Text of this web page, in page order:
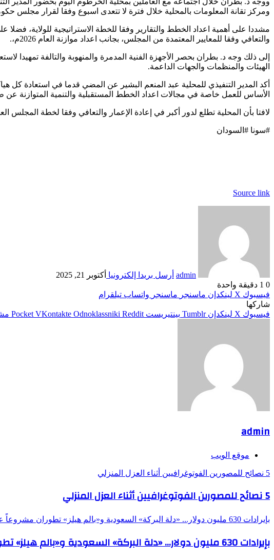
ومركز تقانة المعلومات بالمحلية خلال فترة لا تتعدى اسبوع وفقا لقرار مجلس
والتعافي وفقا للمعايير المعتمدة من المجلس، بجانب اعداد موازنة العام 2026م،.
إلى ذلك وجه د. بطران بحصر الأجهزة الفنية المدمرة والمنهوبة والتالفة تمهيدا
الهيئات والمنظمات والجهات الداعمة.
أكد المدير التنفيذي للمحلية عبد المنعم البشير عن المضي قدما في استعادة كل
الأساس للعمل خاصة في مجالات اعداد الخطط المستقبلية والتنمية المتوازنة عن
لافتا بأن المحلية تطلع لدور أكبر في إعادة الإعمار والتعافي وفقا لخطة
#سونا #السودان
Source link
admin أرسل بريدا إلكترونيا أكتوبر 21, 2025
0
دقيقة واحدة
فيسبوك ‫X لينكدإن ماسنجر ماسنجر واتساب تيلقرام
شاركها
فيسبوك ‫X لينكدإن بينتيريست Odnoklassniki
‫Pocket
admin
موقع الويب
5 نصائح للمصورين الفوتوغرافيين أثناء العزل المنزلي
5 نصائح للمصورين الفوتوغرافيين أثناء العزل المنزلي
بإيرادات 630 مليون دولار... «دلة البركة» السعودية و«بالم هيلز» تطوران مشروعاً عقارياً شرق القاهرة
بإيرادات 630 مليون دولار... «دلة البركة» السعودية و«بالم هيلز» تطوران مشروعاً عقارياً شرق القاهرة